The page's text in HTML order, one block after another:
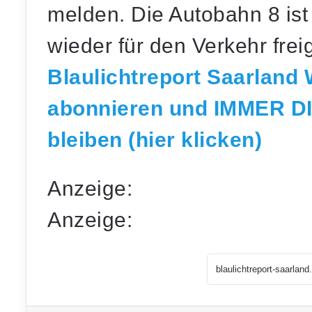
melden. Die Autobahn 8
wieder für den Verkehr
Blaulichtreport Saarland
abonnieren und IMMER
bleiben (hier klicken)
Anzeige:
Anzeige: